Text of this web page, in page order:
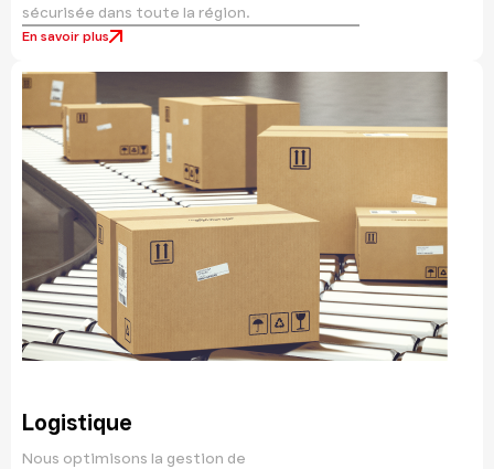
sécurisée dans toute la région.
En savoir plus
Logistique
Nous optimisons la gestion de